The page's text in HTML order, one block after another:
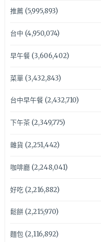
推薦(5,995,893)
台中 (4,950,074)
早午餐(3,606,402)
菜單(3,432,843)
台中早午餐(2,432,710)
下午茶(2,349,775)
雜貨 (2,251,442)
咖啡廳(2,248,041)
好吃(2,216,882)
鬆餅(2,215,970)
麵包(2,116,892)